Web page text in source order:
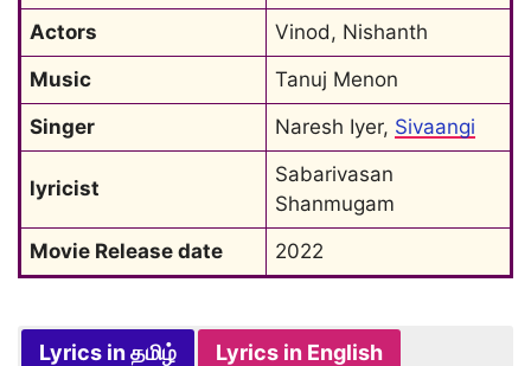
Actors
Vinod, Nishanth
Music
Tanuj Menon
Singer
Naresh Iyer, Sivaangi
lyricist
Sabarivasan
Shanmugam
Movie Release date
2022
Lyrics in தமிழ் Lyrics in English